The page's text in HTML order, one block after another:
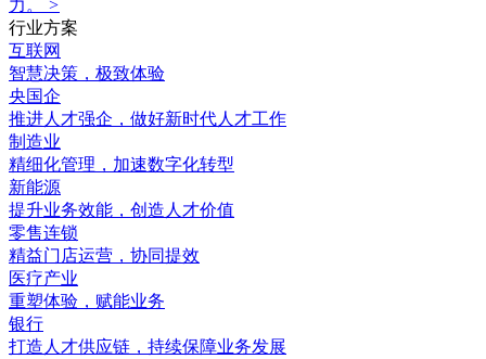
力。
>
行业方案
互联网
智慧决策，极致体验
央国企
推进人才强企，做好新时代人才工作
制造业
精细化管理，加速数字化转型
新能源
提升业务效能，创造人才价值
零售连锁
精益门店运营，协同提效
医疗产业
重塑体验，赋能业务
银行
打造人才供应链，持续保障业务发展